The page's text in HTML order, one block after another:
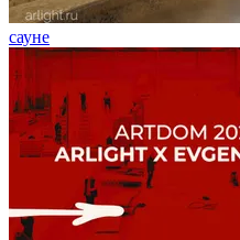
сауне